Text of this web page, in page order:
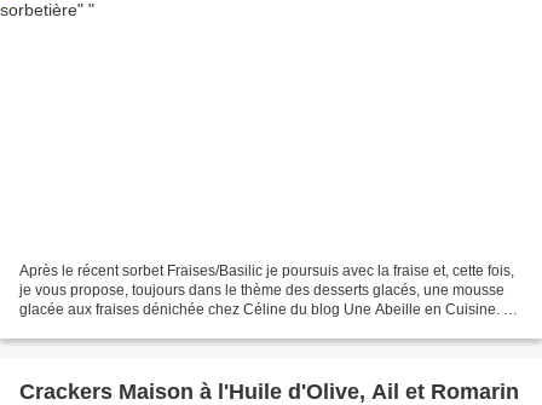
Après le récent sorbet Fraises/Basilic je poursuis avec la fraise et, cette fois,
je vous propose, toujours dans le thème des desserts glacés, une mousse
glacée aux fraises dénichée chez Céline du blog Une Abeille en Cuisine. Je
Crackers Maison à l'Huile d'Olive, Ail et Romarin